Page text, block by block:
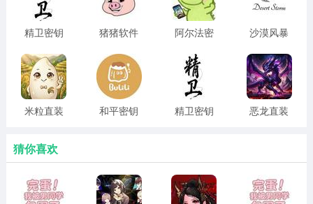
精卫密钥
新版
猪猪软件
载官网最
新版
阿尔法密
免费版
沙漠风暴
版
米粒直装
和平密钥
精卫密钥
恶龙直装
猜你喜欢